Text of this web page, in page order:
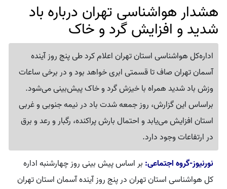
هشدار هواشناسی تهران درباره باد
شدید و افزایش گرد و خاک
اداره‌کل هواشناسی استان تهران اعلام کرد طی پنج روز آینده
آسمان تهران صاف تا قسمتی ابری خواهد بود و در برخی ساعات
وزش باد شدید همراه با خیزش گرد و خاک پیش‌بینی می‌شود.
براساس این گزارش، روز جمعه شدت باد در نیمه جنوبی و غربی
استان افزایش می‌یابد و احتمال بارش پراکنده، رگبار و رعد و برق
در ارتفاعات وجود دارد.
نورنیوز-گروه اجتماعی: بر اساس پیش بینی روز چهارشنبه اداره
کل هواشناسی استان تهران در پنج روز آینده آسمان استان تهران